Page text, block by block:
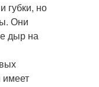
губки, но
Они
дыр на
имеет